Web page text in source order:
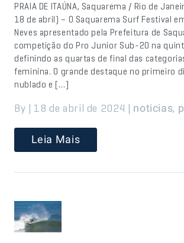
PRAIA DE ITAÚNA, Saquarema / Rio de
18 de abril) – O Saquarema Surf Festival
Neves apresentado pela Prefeitura de
competição do Pro Junior Sub-20 na
definindo as quartas de final das
feminina. O grande destaque no primeiro
nublado e […]
By | 18 de abril de 2024 | noticias,
Leia Mais